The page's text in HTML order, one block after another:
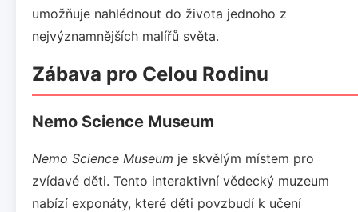
umožňuje nahlédnout do života jednoho z
nejvýznamnějších malířů světa.
Zábava pro Celou Rodinu
Nemo Science Museum
Nemo Science Museum je skvělým místem pro
zvídavé děti. Tento interaktivní vědecký muzeum
nabízí exponáty, které děti povzbudí k učení